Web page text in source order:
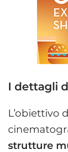
I dettagli
L’obiettivo
strutture